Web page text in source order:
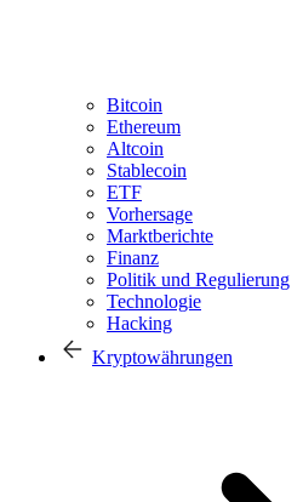
Bitcoin
Ethereum
Altcoin
Stablecoin
ETF
Vorhersage
Marktberichte
Finanz
Politik und Regulierung
Technologie
Hacking
Kryptowährungen